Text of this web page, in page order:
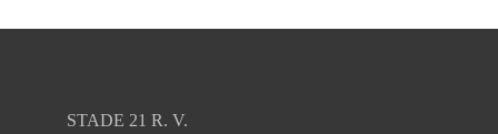
STADE 21 R. V.